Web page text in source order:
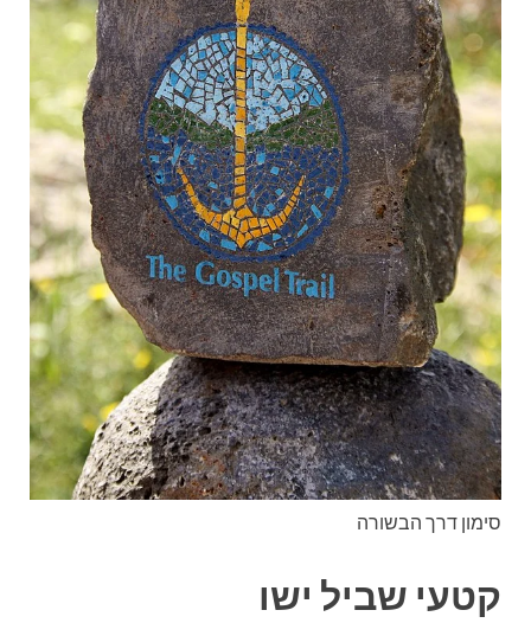
סימון דרך הבשורה
קטעי שביל ישו